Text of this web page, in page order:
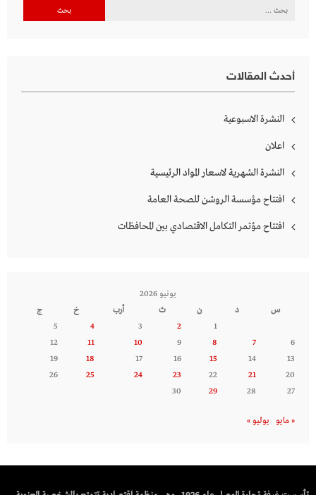
البحث
أحدث المقالات
النشرة الاسبوعية
اعلان
النشرة الشهرية لاسعار المواد الرئيسية
افتتاح مؤسسة الروشن للصحة العامة
افتتاح مؤتمر التكامل الاقتصادي بين المحافظات
يونيو 2026
س
د ن ث أرب خ
ج
1
2
3
4
5
6
7
8
9
10
11
12
13
14
15
16
17
18
19
20
21
22
23
24
25
26
27
28
29
30
« مايو يوليو »